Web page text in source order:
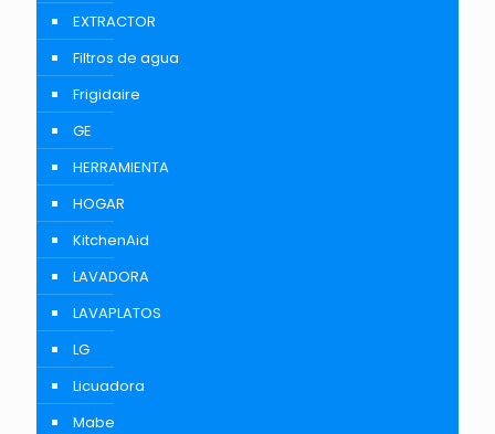
EXTRACTOR
Filtros de agua
Frigidaire
GE
HERRAMIENTA
HOGAR
KitchenAid
LAVADORA
LAVAPLATOS
LG
Licuadora
Mabe